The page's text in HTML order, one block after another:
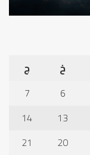
خ
ج
6
7
13
14
20
21